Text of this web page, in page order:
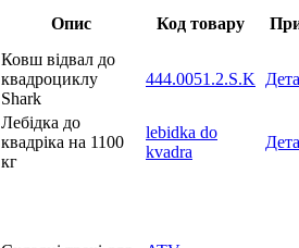
Опис Код товару
Ковш відвал до
квадроциклу
Shark
444.0051.2.S.K
Лебідка до
квадріка на 1100
кг
lebidka do
kvadra